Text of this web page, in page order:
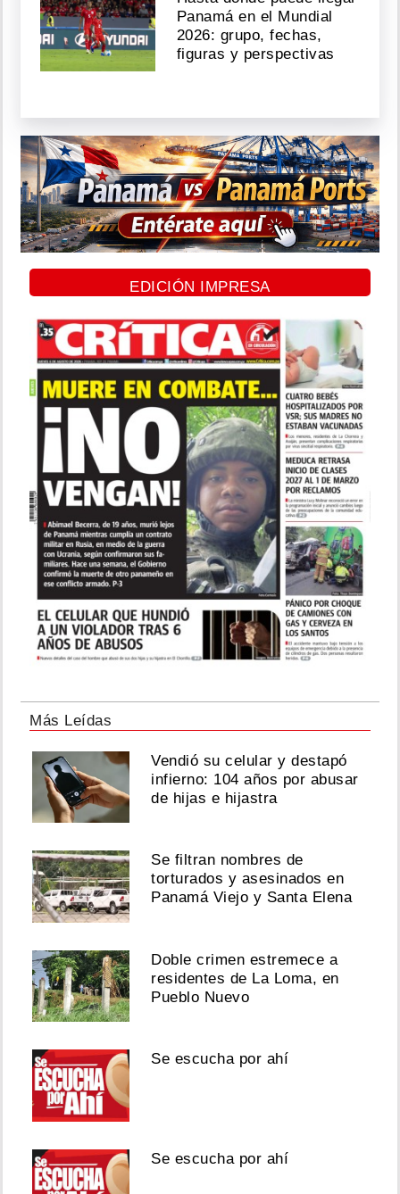
Panamá en el Mundial
2026: grupo, fechas,
figuras y perspectivas
EDICIÓN IMPRESA
Más Leídas
Vendió su celular y destapó
infierno: 104 años por abusar
de hijas e hijastra
Se filtran nombres de
torturados y asesinados en
Panamá Viejo y Santa Elena
Doble crimen estremece a
residentes de La Loma, en
Pueblo Nuevo
Se escucha por ahí
Se escucha por ahí